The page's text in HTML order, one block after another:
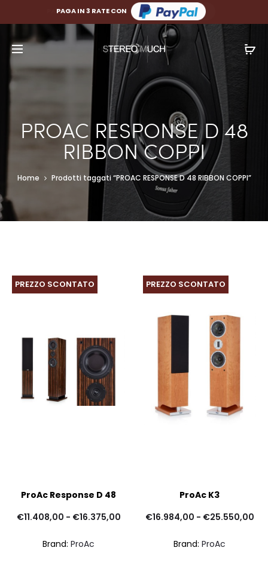
PAGA FINO A 10 RATE CON
PAGA IN 3 RATE CON
PROAC RESPONSE D 48
RIBBON COPPI
Home Prodotti taggati “PROAC RESPONSE D 48 RIBBON COPPI”
PREZZO SCONTATO
ProAc Response D 48
€11.408,00 - €16.375,00Fascia
Brand: ProAc
PREZZO SCONTATO
ProAc K3
€16.984,00 - €25.550,00
Brand: ProAc